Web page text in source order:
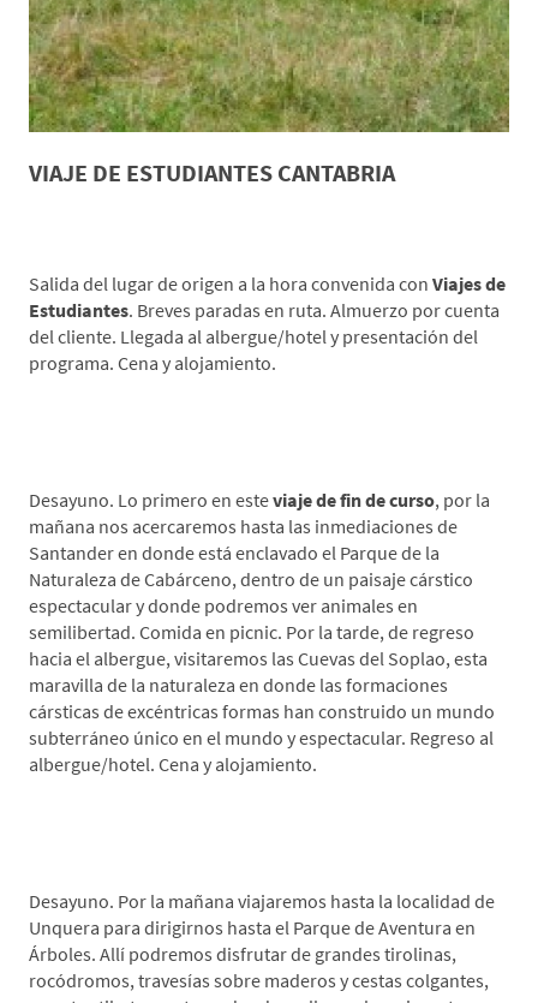
VIAJE DE ESTUDIANTES CANTABRIA
Salida del lugar de origen a la hora convenida con Viajes de
Estudiantes. Breves paradas en ruta. Almuerzo por cuenta
del cliente. Llegada al albergue/hotel y presentación del
programa. Cena y alojamiento.
Desayuno. Lo primero en esteviaje de fin de curso, por la
mañana nos acercaremos hasta las inmediaciones de
Santander en donde está enclavado el Parque de la
Naturaleza de Cabárceno, dentro de un paisaje cárstico
espectacular y donde podremos ver animales en
semilibertad. Comida en picnic. Por la tarde, de regreso
hacia el albergue, visitaremos las Cuevas del Soplao, esta
maravilla de la naturaleza en donde las formaciones
cársticas de excéntricas formas han construido un mundo
subterráneo único en el mundo y espectacular. Regreso al
albergue/hotel. Cena y alojamiento.
Desayuno. Por la mañana viajaremos hasta la localidad de
Unquera para dirigirnos hasta el Parque de Aventura en
Árboles. Allí podremos disfrutar de grandes tirolinas,
rocódromos, travesías sobre maderos y cestas colgantes,